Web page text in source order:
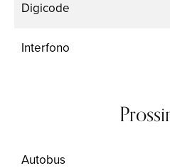
Digicode
Interfono
Autobus